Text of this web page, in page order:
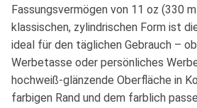
Fassungsvermögen von 11 oz (330
klassischen, zylindrischen Form ist
ideal für den täglichen Gebrauch –
Werbetasse oder persönliches
hochweiß-glänzende Oberfläche in
farbigen Rand und dem farblich